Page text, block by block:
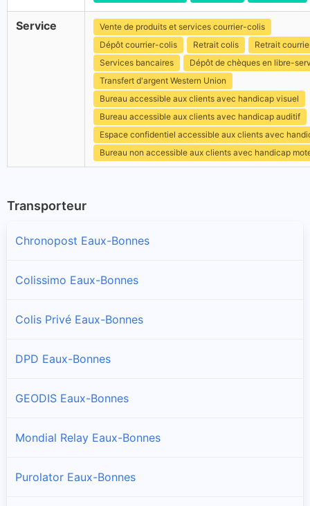
Service
Vente de produits et services courrier-colis
Dépôt courrier-colis
Retrait colis
Retrait
Services bancaires
Dépôt de chèques en libre-
Transfert d'argent Western Union
Bureau accessible aux clients avec handicap visuel
Bureau accessible aux clients avec handicap auditif
Espace confidentiel accessible aux clients avec
Bureau non accessible aux clients avec handicap
Transporteur
Chronopost Eaux-Bonnes
Colissimo Eaux-Bonnes
Colis Privé Eaux-Bonnes
DPD Eaux-Bonnes
GEODIS Eaux-Bonnes
Mondial Relay Eaux-Bonnes
Purolator Eaux-Bonnes